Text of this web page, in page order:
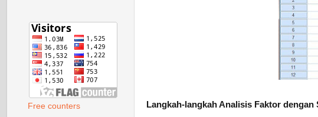
Langkah-langkah Analisis Faktor dengan
Free counters